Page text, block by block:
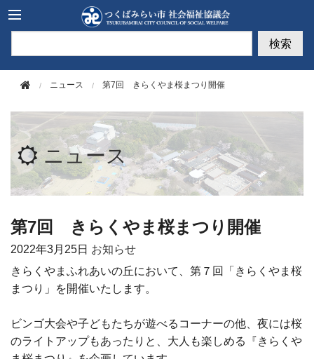
検索
ニュース 第7回 きらくやま桜まつり開催
ニュース
第7回 きらくやま桜まつり開催
2022年3月25日 お知らせ
きらくやまふれあいの丘において、第７回「きらくやま桜
まつり」を開催いたします。
ビンゴ大会や子どもたちが遊べるコーナーの他、夜には桜
のライトアップもあったりと、大人も楽しめる『きらくや